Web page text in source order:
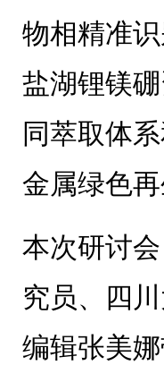
物相精准
盐湖锂镁
同萃取体
金属绿色
本次研讨
究员、四
编辑张美